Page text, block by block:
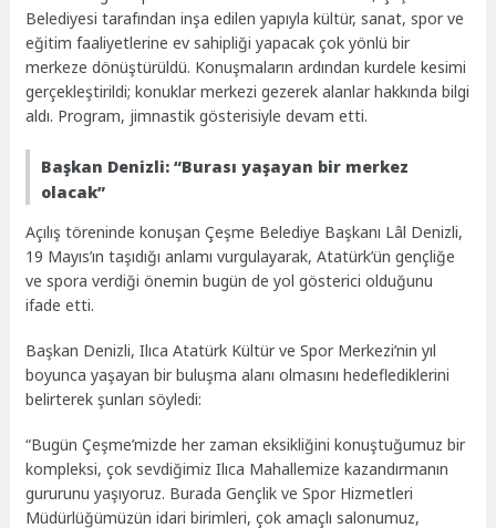
Belediyesi tarafından inşa edilen yapıyla kültür, sanat, spor ve
eğitim faaliyetlerine ev sahipliği yapacak çok yönlü bir
merkeze dönüştürüldü. Konuşmaların ardından kurdele kesimi
gerçekleştirildi; konuklar merkezi gezerek alanlar hakkında bilgi
aldı. Program, jimnastik gösterisiyle devam etti.
Başkan Denizli: “Burası yaşayan bir merkez
olacak”
Açılış töreninde konuşan Çeşme Belediye Başkanı Lâl Denizli,
19 Mayıs’ın taşıdığı anlamı vurgulayarak, Atatürk’ün gençliğe
ve spora verdiği önemin bugün de yol gösterici olduğunu
ifade etti.
Başkan Denizli, Ilıca Atatürk Kültür ve Spor Merkezi’nin yıl
boyunca yaşayan bir buluşma alanı olmasını hedeflediklerini
belirterek şunları söyledi:
“Bugün Çeşme’mizde her zaman eksikliğini konuştuğumuz bir
kompleksi, çok sevdiğimiz Ilıca Mahallemize kazandırmanın
gururunu yaşıyoruz. Burada Gençlik ve Spor Hizmetleri
Müdürlüğümüzün idari birimleri, çok amaçlı salonumuz,